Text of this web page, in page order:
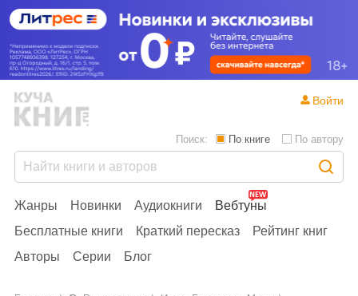
Жанры Новинки Аудиокниги
Вебтуны
Бесплатные книги
Краткий пересказ
Рейтинг книг
Авторы
Серии Блог
Поиск: По книге По автору
Войти